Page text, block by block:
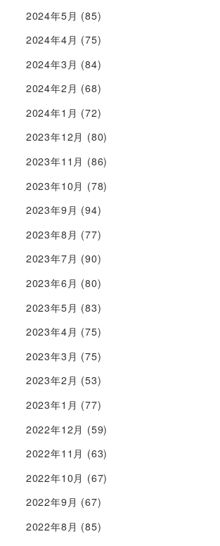
2024年5月 (85)
2024年4月 (75)
2024年3月 (84)
2024年2月 (68)
2024年1月 (72)
2023年12月 (80)
2023年11月 (86)
2023年10月 (78)
2023年9月 (94)
2023年8月 (77)
2023年7月 (90)
2023年6月 (80)
2023年5月 (83)
2023年4月 (75)
2023年3月 (75)
2023年2月 (53)
2023年1月 (77)
2022年12月 (59)
2022年11月 (63)
2022年10月 (67)
2022年9月 (67)
2022年8月 (85)